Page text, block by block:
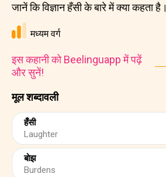
मूल शब्दावली
हँसी
Laughter
बोझ
Burdens
जानें कि विज्ञान हँसी के बारे में क्या कहता है।
मध्यम वर्ग
इस कहानी को Beelinguapp में पढ़ें
और सुनें!